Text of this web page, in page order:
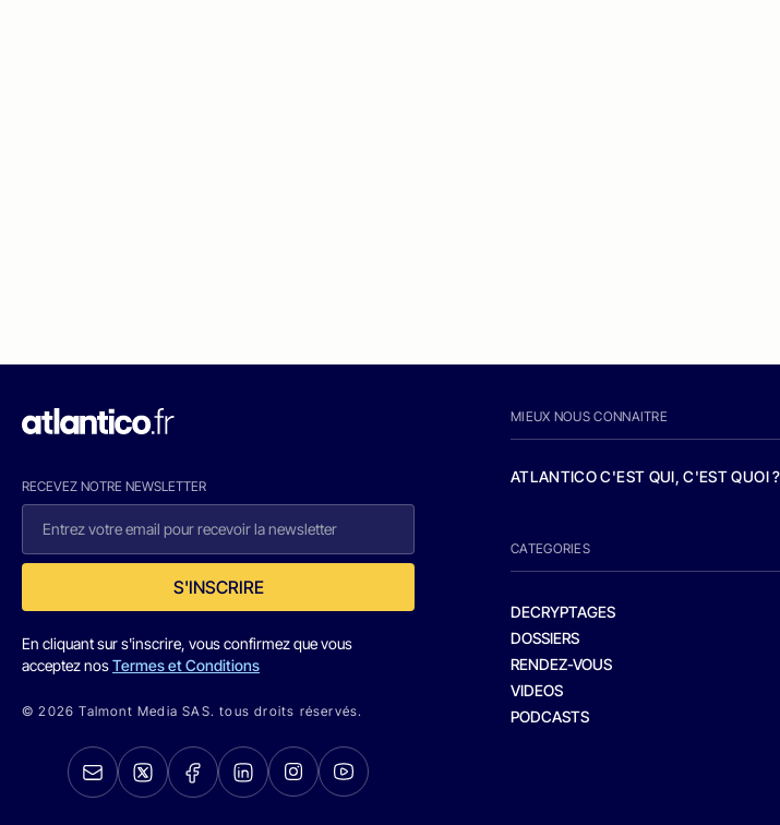
RECEVEZ NOTRE NEWSLETTER
S'INSCRIRE
En cliquant sur s'inscrire, vous confirmez que vous
acceptez nosTermes et Conditions
© 2026 Talmont Media SAS. tous droits réservés.
MIEUX NOUS CONNAITRE
ATLANTICO C'EST QUI, C'EST QUOI ?
CATEGORIES
DECRYPTAGES
DOSSIERS
RENDEZ-VOUS
VIDEOS
PODCASTS